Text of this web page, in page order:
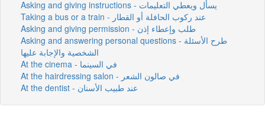
Asking and giving instructions - يسأل ويعطي التعليمات
Taking a bus or a train - عند ركوب الحافلة أو القطار
Asking and giving permission - طلب وإعطاء إذن
Asking and answering personal questions - طرح الأسئلة
الشخصية والإجابة عليها
At the cinema - في السينما
At the hairdressing salon - في صالون الشعر
At the dentist - عند طبيب الأسنان